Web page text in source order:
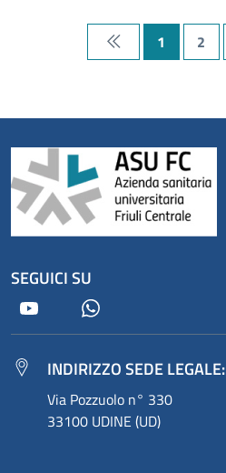
Prima pagina
1 2
SEGUICI SU
Youtube
INDIRIZZO SEDE LEGALE:
Via Pozzuolo n° 330
33100 UDINE (UD)